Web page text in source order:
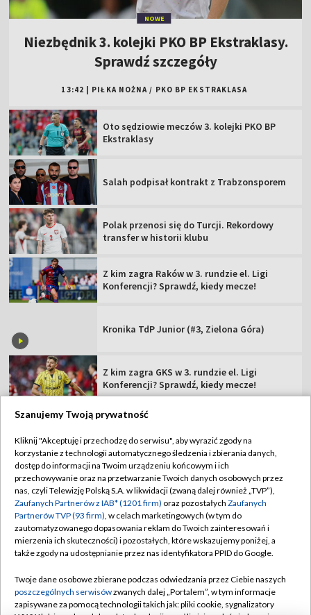
NOWE
Niezbędnik 3. kolejki PKO BP Ekstraklasy.
Sprawdź szczegóły
13:42 PIŁKA NOŻNA / PKO BP EKSTRAKLASA
Oto sędziowie meczów 3. kolejki PKO BP
Ekstraklasy
Salah podpisał kontrakt z Trabzonsporem
Polak przenosi się do Turcji. Rekordowy
transfer w historii klubu
Z kim zagra Raków w 3. rundzie el. Ligi
Konferencji? Sprawdź, kiedy mecze!
Kronika TdP Junior (#3, Zielona Góra)
Z kim zagra GKS w 3. rundzie el. Ligi
Konferencji? Sprawdź, kiedy mecze!
TVP
Abonament TVP
Sklep TVP
Biuro Reklamy
Oferta Handlowa
Emisja w TVP
Regulamin TVP
Polityka prywatności
Moje zgody
Biuro reklamy
Szanujemy Twoją prywatność
Kliknij "Akceptuję i przechodzę do serwisu", aby wyrazić zgody na
korzystanie z technologii automatycznego śledzenia i zbierania danych,
dostęp do informacji na Twoim urządzeniu końcowym i ich
przechowywanie oraz na przetwarzanie Twoich danych osobowych przez
nas, czyli Telewizję Polską S.A. w likwidacji (zwaną dalej również „TVP”),
Zaufanych Partnerów z IAB* (1201 firm) oraz pozostałych Zaufanych
Partnerów TVP (93 firm), w celach marketingowych (w tym do
zautomatyzowanego dopasowania reklam do Twoich zainteresowań i
mierzenia ich skuteczności) i pozostałych, które wskazujemy poniżej, a
także zgody na udostępnianie przez nas identyfikatora PPID do Google.
Twoje dane osobowe zbierane podczas odwiedzania przez Ciebie naszych
poszczególnych serwisówzwanych dalej „Portalem”, w tym informacje
zapisywane za pomocą technologii takich jak: pliki cookie, sygnalizatory